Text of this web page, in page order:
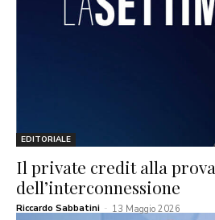
EDITORIALE
Il private credit alla prova
dell’interconnessione
Riccardo Sabbatini - 13 Maggio 2026